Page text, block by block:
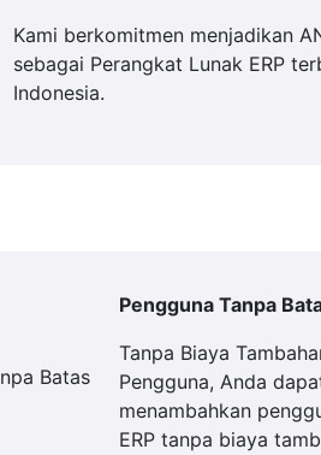
Kami berkomitmen menjadikan
sebagai Perangkat Lunak ERP
Indonesia.
Pengguna Tanpa
Tanpa Biaya
Pengguna, Anda
menambahkan
ERP tanpa biaya